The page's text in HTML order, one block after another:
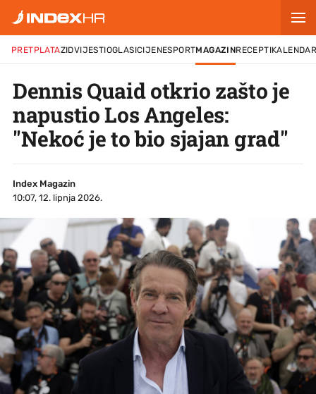
PRETPLATAZIDVIJESTIOGLASICIJENESPORTMAGAZINRECEPTI
Dennis Quaid otkrio zašto je
napustio Los Angeles:
"Nekoć je to bio sjajan grad"
Index Magazin
10:07, 12. lipnja 2026.